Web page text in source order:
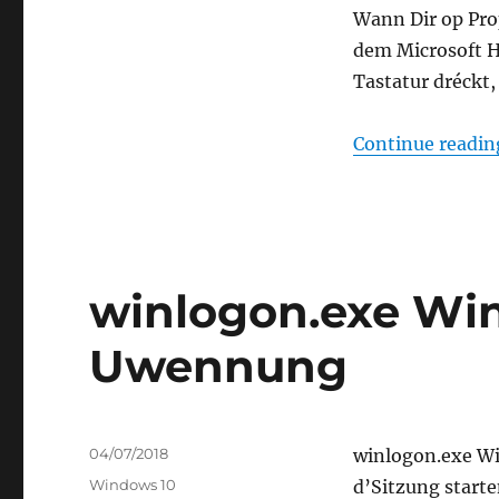
Wann Dir op
dem Microsoft
Tastatur
Continue
winlogon.exe
Uwennung
winlogon.exe
d’Sitzung
Posted
on
04/07/2018
Categories
Windows 10